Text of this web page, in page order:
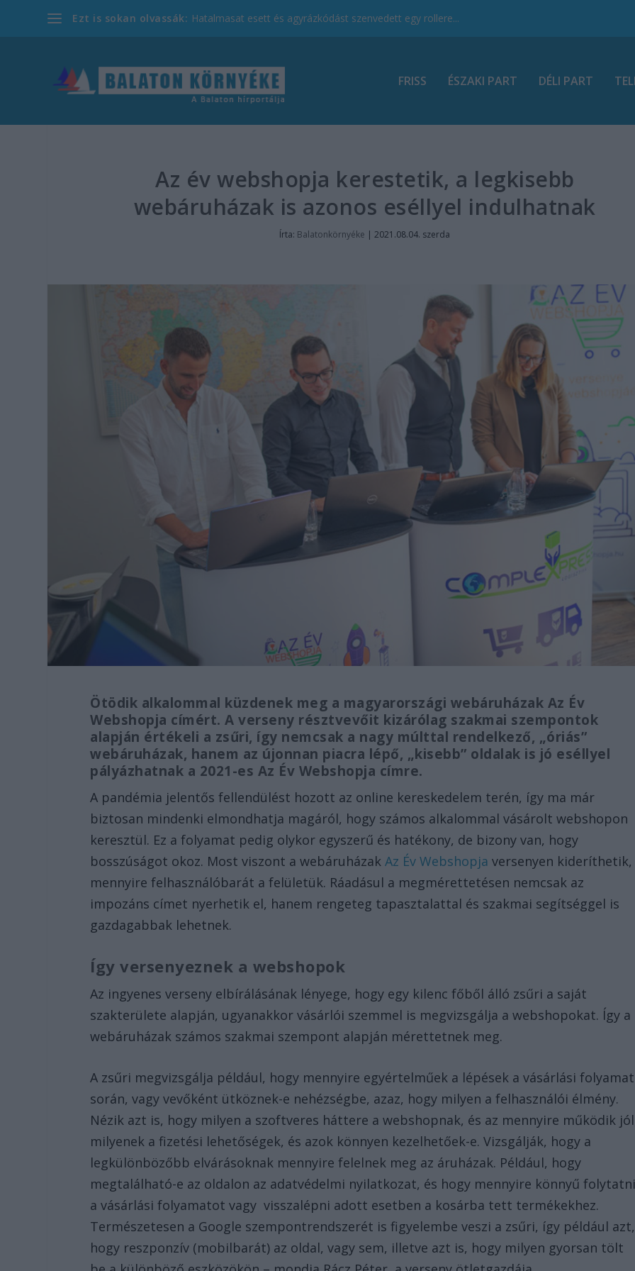
Ezt is sokan olvassák: Hatalmasat esett és agyrázkódást szenvedett egy rollere...
FRISS ÉSZAKI PART DÉLI PART
Az év webshopja kerestetik, a legkisebb
webáruházak is azonos eséllyel indulhatnak
Írta: Balatonkörnyéke |2021.08.04. szerda
Ötödik alkalommal küzdenek meg a magyarországi webáruházak Az Év
Webshopja címért. A verseny résztvevőit kizárólag szakmai szempontok
alapján értékeli a zsűri, így nemcsak a nagy múlttal rendelkező, „óriás”
webáruházak, hanem az újonnan piacra lépő, „kisebb” oldalak is jó eséllyel
pályázhatnak a 2021-es Az Év Webshopja címre.
A pandémia jelentős fellendülést hozott az online kereskedelem terén, így ma már
biztosan mindenki elmondhatja magáról, hogy számos alkalommal vásárolt webshopon
keresztül. Ez a folyamat pedig olykor egyszerű és hatékony, de bizony van, hogy
bosszúságot okoz. Most viszont a webáruházakAz Év Webshopja versenyen kideríthetik,
mennyire felhasználóbarát a felületük. Ráadásul a megmérettetésen nemcsak az
impozáns címet nyerhetik el, hanem rengeteg tapasztalattal és szakmai segítséggel is
gazdagabbak lehetnek.
Így versenyeznek a webshopok
Az ingyenes verseny elbírálásának lényege, hogy egy kilenc főből álló zsűri a saját
szakterülete alapján, ugyanakkor vásárlói szemmel is megvizsgálja a webshopokat. Így a
webáruházak számos szakmai szempont alapján mérettetnek meg.
A zsűri megvizsgálja például, hogy mennyire egyértelműek a lépések a vásárlási folyamat
során, vagy vevőként ütköznek-e nehézségbe, azaz, hogy milyen a felhasználói élmény.
Nézik azt is, hogy milyen a szoftveres háttere a webshopnak, és az mennyire működik
milyenek a fizetési lehetőségek, és azok könnyen kezelhetőek-e. Vizsgálják, hogy a
legkülönbözőbb elvárásoknak mennyire felelnek meg az áruházak. Például, hogy
megtalálható-e az oldalon az adatvédelmi nyilatkozat, és hogy mennyire könnyű
a vásárlási folyamatot vagy visszalépni adott esetben a kosárba tett termékekhez.
Természetesen a Google szempontrendszerét is figyelembe veszi a zsűri, így például azt,
hogy reszponzív (mobilbarát) az oldal, vagy sem, illetve azt is, hogy milyen gyorsan tölt